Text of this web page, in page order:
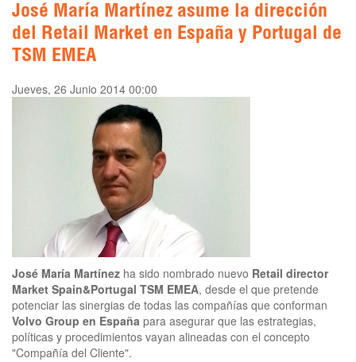
José María Martínez asume la dirección
del Retail Market en España y Portugal de
TSM EMEA
Jueves, 26 Junio 2014 00:00
José María Martínez ha sido nombrado nuevo Retail director
Market Spain&Portugal TSM EMEA, desde el que pretende
potenciar las sinergias de todas las compañías que conforman
Volvo Group en España para asegurar que las estrategias,
políticas y procedimientos vayan alineadas con el concepto
"Compañía del Cliente".